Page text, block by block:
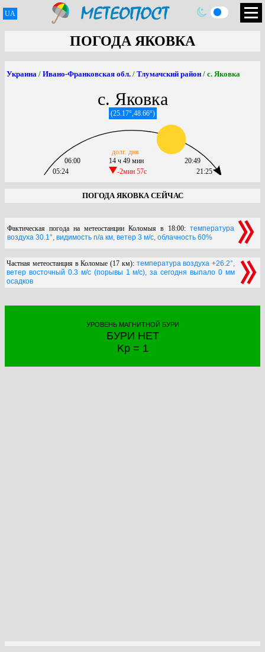
UA
ПОГОДА ЯКОВКА
Украина / Ивано-Франковская обл. / Тлумачский район / с. Яковка
с. Яковка
(25.17°,48.66°)
05:24
06:00
14 ч 49 мин
-2мин 57c
долг. дня
21:25
20:49
ПОГОДА ЯКОВКА СЕЙЧАС
Фактическая погода на метеостанции Коломыя в 18:00: температура
воздуха 30.1°, видимость n/a км, ветер 3 м/с, облачность 60%
Частная метеостанция в Коломые (17 км):температура воздуха +26.2°,
ветер восточный 0.3 м/с (порывы 1 м/с), за сегодня выпало 0 мм
осадков
УРОВЕНЬ МАГНИТНОЙ БУРИ
БУРИ НЕТ
Kp = 1